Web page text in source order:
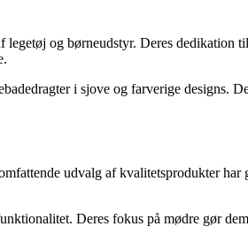
og børneudstyr. Deres
i sjove og farverige designs.
udvalg af kvalitetsprodukter
Deres fokus på mødre gør